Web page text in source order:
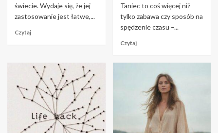
świecie. Wydaje się, że jej
zastosowanie jest łatwe,...
Czytaj
Taniec to coś więcej niż
tylko zabawa czy sposób na
spędzenie czasu –...
Czytaj